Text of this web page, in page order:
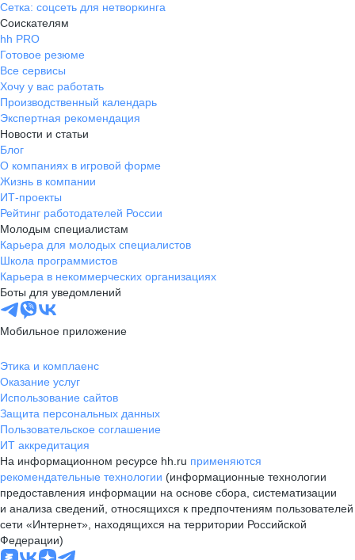
Сетка: соцсеть для нетворкинга
Соискателям
hh PRO
Готовое резюме
Все сервисы
Хочу у вас работать
Производственный календарь
Экспертная рекомендация
Новости и статьи
Блог
О компаниях в игровой форме
Жизнь в компании
ИТ-проекты
Рейтинг работодателей России
Молодым специалистам
Карьера для молодых специалистов
Школа программистов
Карьера в некоммерческих организациях
Боты для уведомлений
Мобильное приложение
Этика и комплаенс
Оказание услуг
Использование сайтов
Защита персональных данных
Пользовательское соглашение
ИТ аккредитация
На информационном ресурсе hh.ru применяются
рекомендательные технологии (информационные технологии
предоставления информации на основе сбора, систематизации
и анализа сведений, относящихся к предпочтениям пользователей
сети «Интернет», находящихся на территории Российской
Федерации)